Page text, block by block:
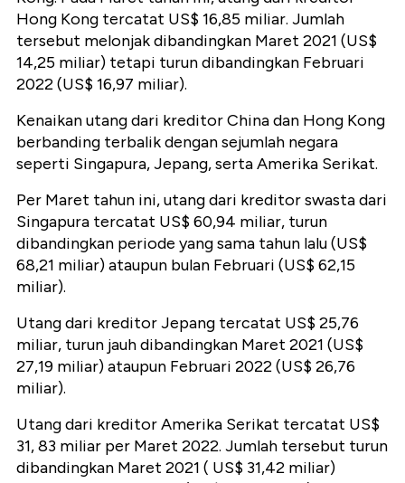
Hong Kong tercatat US$ 16,85 miliar. Jumlah
tersebut melonjak dibandingkan Maret 2021 (US$
14,25 miliar) tetapi turun dibandingkan Februari
2022 (US$ 16,97 miliar).
Kenaikan utang dari kreditor China dan Hong Kong
berbanding terbalik dengan sejumlah negara
seperti Singapura, Jepang, serta Amerika Serikat.
Per Maret tahun ini, utang dari kreditor swasta dari
Singapura tercatat US$ 60,94 miliar, turun
dibandingkan periode yang sama tahun lalu (US$
68,21 miliar) ataupun bulan Februari (US$ 62,15
miliar).
Utang dari kreditor Jepang tercatat US$ 25,76
miliar, turun jauh dibandingkan Maret 2021 (US$
27,19 miliar) ataupun Februari 2022 (US$ 26,76
miliar).
Utang dari kreditor Amerika Serikat tercatat US$
31, 83 miliar per Maret 2022. Jumlah tersebut turun
dibandingkan Maret 2021 ( US$ 31,42 miliar)